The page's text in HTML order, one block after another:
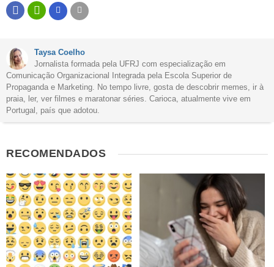
Este conteúdo contém informação incorreta
Outro
Taysa Coelho
Jornalista formada pela UFRJ com especialização em
Comunicação Organizacional Integrada pela Escola Superior de
Propaganda e Marketing. No tempo livre, gosta de descobrir memes, ir à
praia, ler, ver filmes e maratonar séries. Carioca, atualmente vive em
Portugal, país que adotou.
RECOMENDADOS